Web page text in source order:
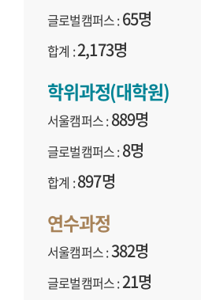
글로벌캠퍼스 :65명
합계 :2,173명
학위과정(대학원)
서울캠퍼스 :889명
글로벌캠퍼스 :8명
합계 :897명
연수과정
서울캠퍼스 :382명
글로벌캠퍼스 :21명